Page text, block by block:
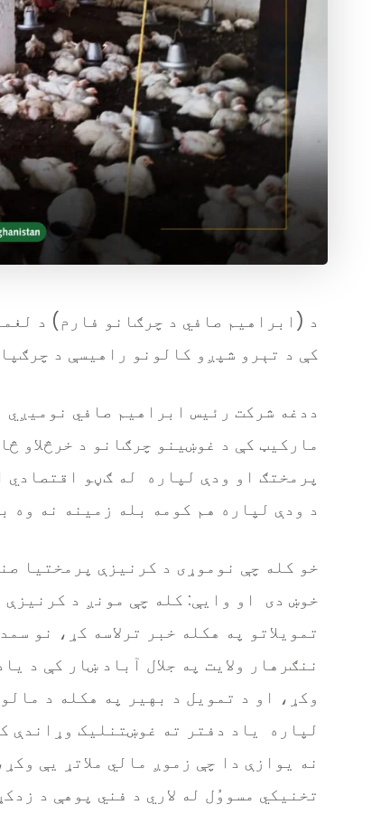
د (ابراهیم صافي د چرګانو فارم) د
کې د تېرو شپږو کالونو راهیسې د
ددغه شرکت رئیس ابراهیم صافي نومیږي
مارکیټ کې د غوښینو چرګانو د خرڅلاو
پرمختګ او ودې لپاره له ګڼو
د ودې لپاره هم کومه بله زمینه نه وه
خو کله چې نوموړی د کرنیزې پرمختیا
خوښ دی او وایې: کله چې مونږ د
تمویلاتو په هکله خبر ترلاسه کړ، نو
ننګرهار ولایت په جلال آباد ښار کې د
وکړ، او د تمویل د بهیر په هکله د
لپاره یاد دفتر ته غوښتنلیک وړاندې
نه یوازې دا چې زموږ مالي ملاتړ یې
تخنیکي مسووُل له لاري د فني پوهې د